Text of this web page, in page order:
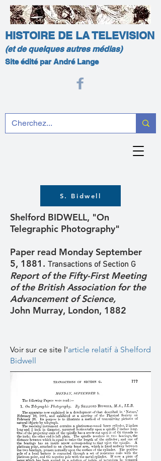
HISTOIRE DE LA TELEVISION
(et de quelques autres médias)
Site édité par André Lange
S. Bidwell
Shelford BIDWELL, "On
Telegraphic Photography"
Paper read Monday September
5, 1881. Transactions of Section G
Report of the Fifty-First Meeting
of the British Association for the
Advancement of Science,
John Murray, London, 1882
Voir sur ce site l'article relatif à Shelford
Bidwell